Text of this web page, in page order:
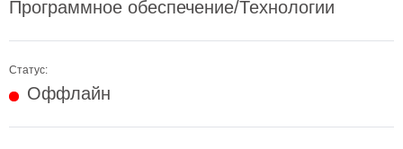
Программное обеспечение/Технологии
Статус:
Оффлайн